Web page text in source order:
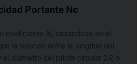
Portante Nc
coeficiente N basándose en el
la relación entre la longitud del
el diámetro del pilote circular 2 R, o